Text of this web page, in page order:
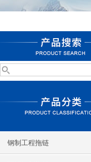
钢制工程拖链